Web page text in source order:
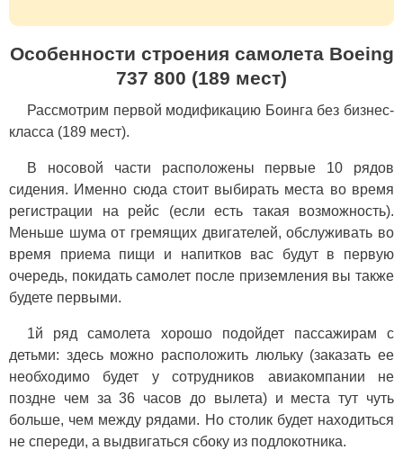
Особенности строения самолета Boeing
737 800 (189 мест)
Рассмотрим первой модификацию Боинга без бизнес-
класса (189 мест).
В носовой части расположены первые 10 рядов
сидения. Именно сюда стоит выбирать места во время
регистрации на рейс (если есть такая возможность).
Меньше шума от гремящих двигателей, обслуживать во
время приема пищи и напитков вас будут в первую
очередь, покидать самолет после приземления вы также
будете первыми.
1й ряд самолета хорошо подойдет пассажирам с
детьми: здесь можно расположить люльку (заказать ее
необходимо будет у сотрудников авиакомпании не
поздне чем за 36 часов до вылета) и места тут чуть
больше, чем между рядами. Но столик будет находиться
не спереди, а выдвигаться сбоку из подлокотника.